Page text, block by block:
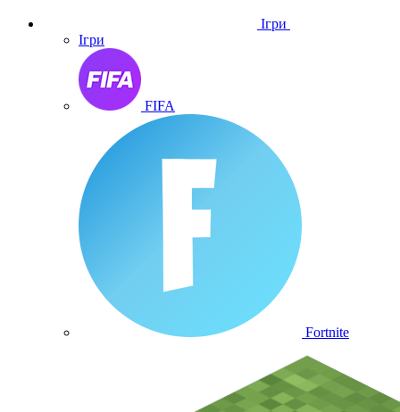
Ігри
Ігри
FIFA
Fortnite